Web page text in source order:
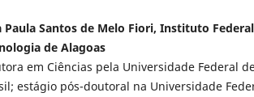
Paula Santos de Melo Fiori, Instituto
de Alagoas
em Ciências pela Universidade Federal
estágio pós-doutoral na Universidade